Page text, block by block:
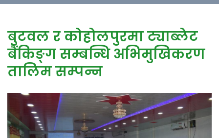
बुटवल र कोहोलपुरमा ट्याब्लेट
बैंकिङ्ग सम्बन्धि अभिमुखिकरण
तालिम सम्पन्न